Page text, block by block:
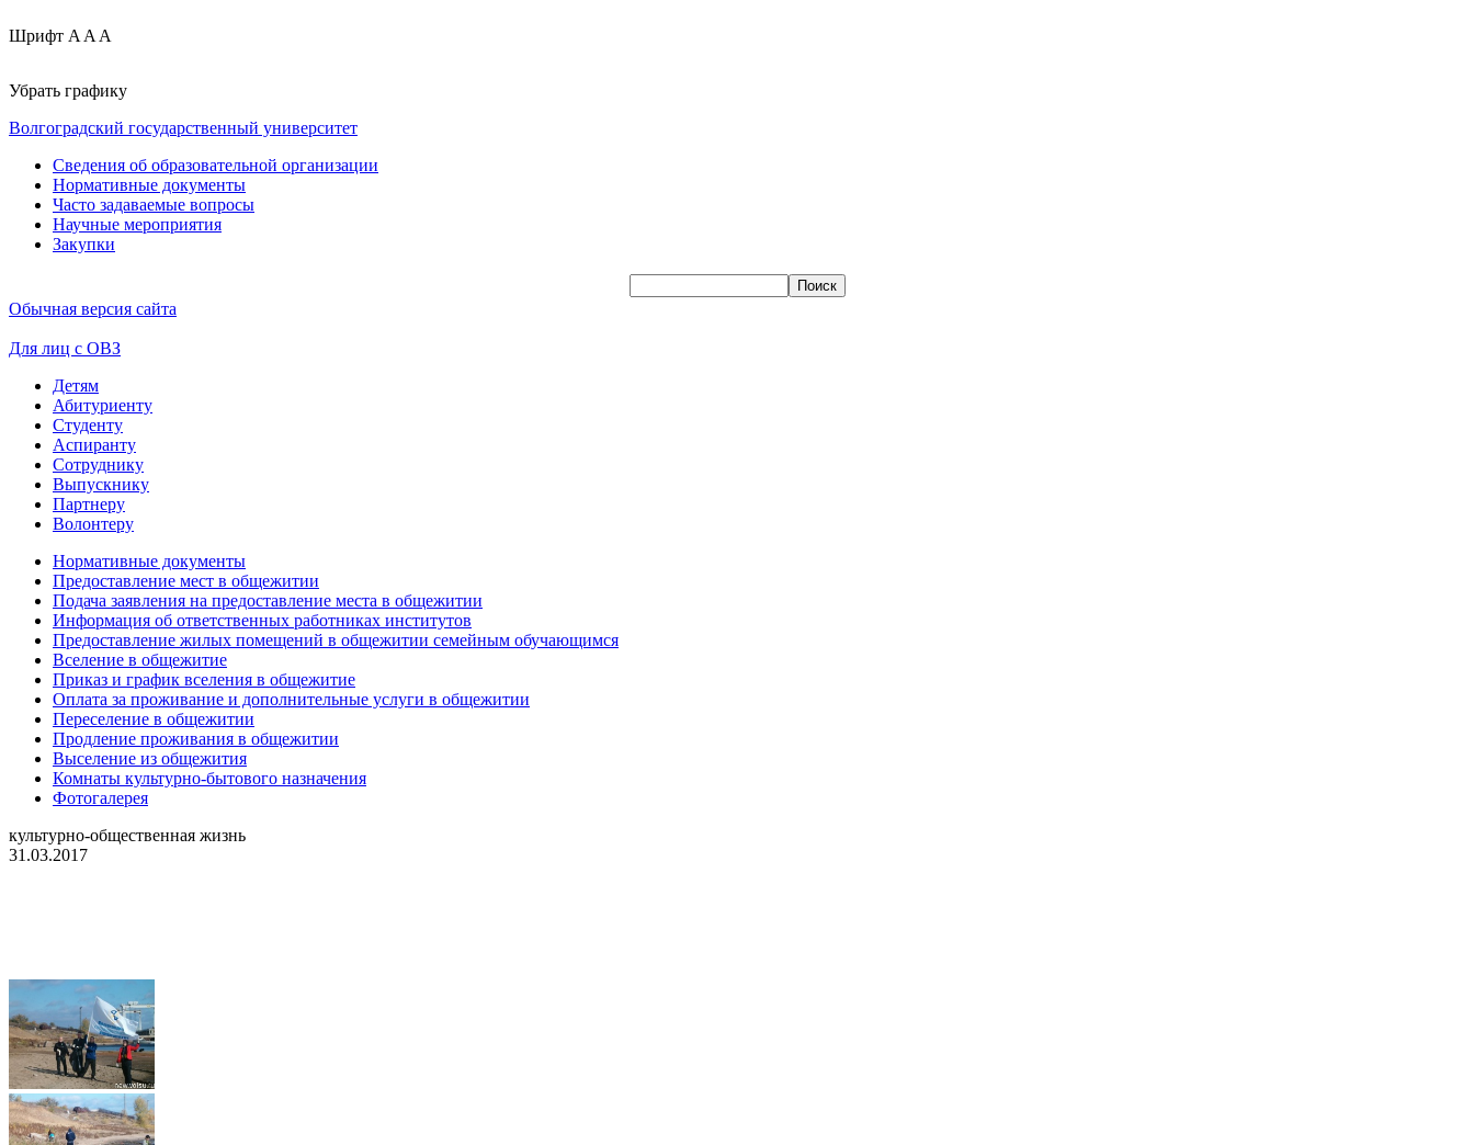
Шрифт A A A
Убрать графику
Волгоградский государственный университет
Сведения об образовательной организации
Нормативные документы
Часто задаваемые вопросы
Научные мероприятия
Закупки
Обычная версия сайта
Для лиц с ОВЗ
Детям
Абитуриенту
Студенту
Аспиранту
Сотруднику
Выпускнику
Партнеру
Волонтеру
Нормативные документы
Предоставление мест в общежитии
Подача заявления на предоставление места в общежитии
Информация об ответственных работниках институтов
Предоставление жилых помещений в общежитии семейным обучающимся
Вселение в общежитие
Приказ и график вселения в общежитие
Оплата за проживание и дополнительные услуги в общежитии
Переселение в общежитии
Продление проживания в общежитии
Выселение из общежития
Комнаты культурно-бытового назначения
Фотогалерея
культурно-общественная жизнь
31.03.2017